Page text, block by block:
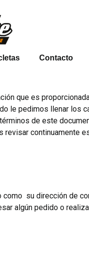
Contacto
que es
le pedimos llenar los
de este
continuamente
su dirección de
algún pedido o